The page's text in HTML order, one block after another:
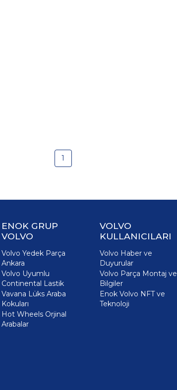
1
ENOK GRUP
VOLVO
Volvo Yedek Parça
Ankara
Volvo Uyumlu
Continental Lastik
Vavana Lüks Araba
Kokuları
Hot Wheels Orjinal
Arabalar
VOLVO
KULLANICILARI
Volvo Haber ve
Duyurular
Volvo Parça Montaj ve
Bilgiler
Enok Volvo NFT ve
Teknoloji